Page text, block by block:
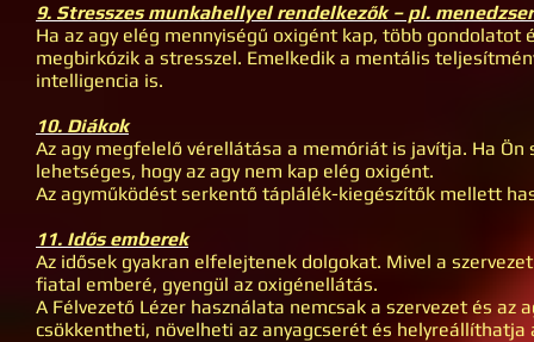
9. Stresszes munkahellyel rendelkezők – pl.
Ha az agy elég mennyiségű oxigént kap, több
megbirkózik a stresszel. Emelkedik a mentális
intelligencia is.
10. Diákok
Az agy megfelelő vérellátása a memóriát is javítja. Ha
lehetséges, hogy az agy nem kap elég oxigént.
Az agyműködést serkentő táplálék-kiegészítők mellett
11. Idős emberek
Az idősek gyakran elfelejtenek dolgokat. Mivel a
fiatal emberé, gyengül az oxigénellátás.
A Félvezető Lézer használata nemcsak a szervezet és
csökkentheti, növelheti az anyagcserét és